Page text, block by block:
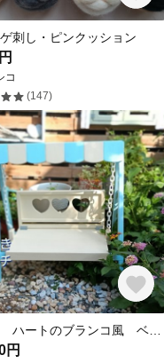
刺し・ピンクッション
コ
(147)
円